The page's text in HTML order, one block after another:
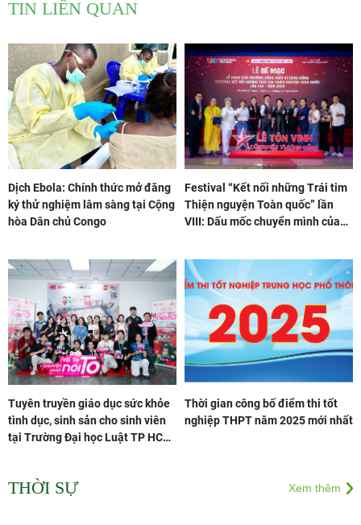
TIN LIÊN QUAN
Dịch Ebola: Chính thức mở đăng
ký thử nghiệm lâm sàng tại Cộng
hòa Dân chủ Congo
Festival “Kết nối những Trái tim
Thiện nguyện Toàn quốc” lần
VIII: Dấu mốc chuyển mình của
Tuyên truyền giáo dục sức khỏe
tình dục, sinh sản cho sinh viên
tại Trường Đại học Luật TP HCM:
Thời gian công bố điểm thi tốt
nghiệp THPT năm 2025 mới nhất
THỜI SỰ Xem thêm